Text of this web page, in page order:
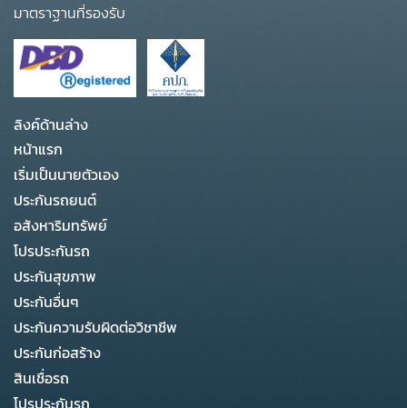
มาตราฐานที่รองรับ
ลิงค์ด้านล่าง
หน้าแรก
เริ่มเป็นนายตัวเอง
ประกันรถยนต์
อสังหาริมทรัพย์
โปรประกันรถ
ประกันสุขภาพ
ประกันอื่นๆ
ประกันความรับผิดต่อวิชาชีพ
ประกันก่อสร้าง
สินเชื่อรถ
โปรประกันรถ